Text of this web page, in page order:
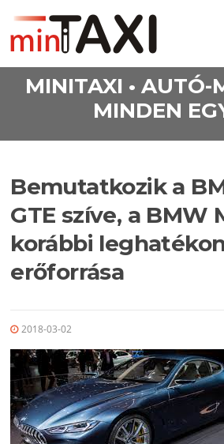
MINITAXI • AUTÓ-
MINDEN
Bemutatkozik a
GTE szíve, a BMW
korábbi
erőforrása
2018-03-02